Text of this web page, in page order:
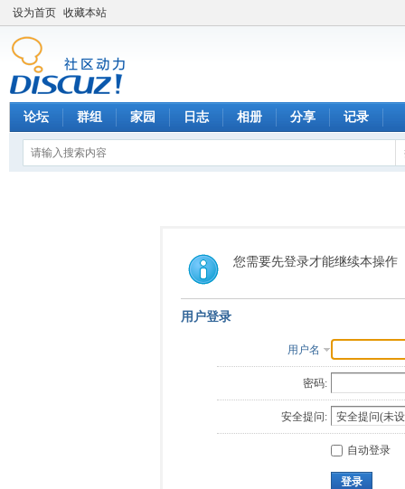
设为首页 收藏本站
论坛 群组 家园 日志 相册 分享 记录
您需要先登录才能继续本操作
用户登录
用户名
密码:
安全提问:
自动登录
登录